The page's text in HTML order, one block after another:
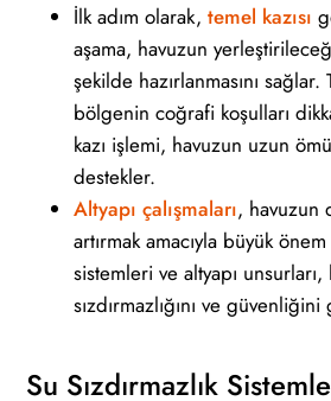
İlk adım olarak,temel kazısı
aşama, havuzun
şekilde hazırlanmasını
bölgenin coğrafi koşulları
kazı işlemi, havuzun uzun
destekler.
Altyapı çalışmaları, havuzun
artırmak amacıyla büyük
sistemleri ve altyapı
sızdırmazlığını ve
Su Sızdırmazlık